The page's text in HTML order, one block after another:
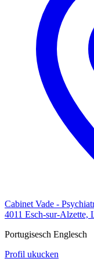
Cabinet Vade -
4011 Esch-sur-Alzette,
Portugisesch Englesch
Profil ukucken